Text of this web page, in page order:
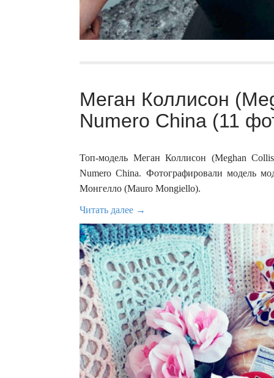
Меган Коллисон
Numero China (11
Топ-модель Меган Коллисон (Meghan
Numero China. Фотографировали модель
Монгелло (Mauro Mongiello).
Читать далее →